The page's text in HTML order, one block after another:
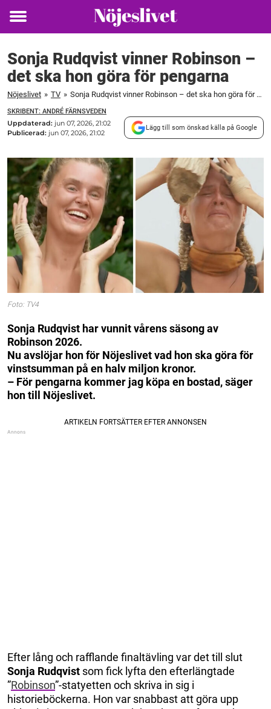
Toggle
Sonja Rudqvist vinner Robinson –
det ska hon göra för pengarna
Nöjeslivet » TV » Sonja Rudqvist vinner Robinson – det ska hon göra för pengarna
SKRIBENT: ANDRÉ FÄRNSVEDEN
Uppdaterad: jun 07, 2026, 21:02
Publicerad: jun 07, 2026, 21:02
Lägg till som önskad källa på Google
Foto: TV4
Sonja Rudqvist har vunnit vårens säsong av
Robinson 2026.
Nu avslöjar hon för Nöjeslivet vad hon ska göra för
vinstsumman på en halv miljon kronor.
– För pengarna kommer jag köpa en bostad, säger
hon till Nöjeslivet.
Efter lång och rafflande finaltävling var det till slut
Sonja Rudqvist som fick lyfta den efterlängtade
”Robinson”-statyetten och skriva in sig i
historieböckerna. Hon var snabbast att göra upp